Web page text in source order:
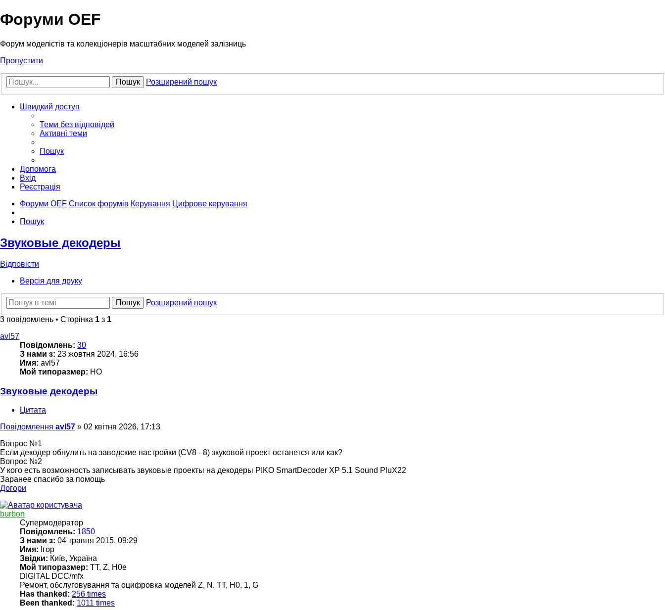
Форуми OEF
Форум моделістів та колекціонерів масштабних моделей залізниць
Пропустити
Пошук Розширений пошук
Швидкий доступ
Теми без відповідей
Активні теми
Пошук
Допомога
Вхід
Реєстрація
Форуми OEF Список форумів Керування Цифрове керування
Пошук
Звуковые декодеры
Відповісти
Версія для друку
Пошук
Розширений пошук
3 повідомлень • Сторінка 1 з 1
avl57
Повідомлень: 30
З нами з: 23 жовтня 2024, 16:56
Имя: avl57
Мой типоразмер: HO
Звуковые декодеры
Цитата
Повідомлення avl57 » 02 квітня 2026, 17:13
Вопрос №1
Если декодер обнулить на заводские настройки (CV8 - 8) зкуковой проект останется или как?
Вопрос №2
У кого есть возможность записывать звуковые проекты на декодеры PIKO SmartDecoder XP 5.1 Sound PluX22
Заранее спасибо за помощь
Догори
burbon
Супермодератор
Повідомлень: 1850
З нами з: 04 травня 2015, 09:29
Имя: Ігор
Звідки: Київ, Україна
Мой типоразмер: TT, Z, H0e
DIGITAL DCC/mfx
Ремонт, обслуговування та оцифровка моделей Z, N, TT, H0, 1, G
Has thanked: 256 times
Been thanked: 1011 times